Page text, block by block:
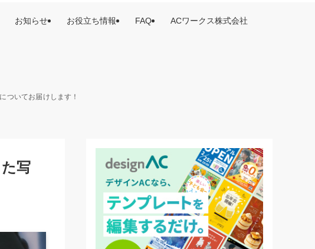
ついてお届けします！
お知らせ お役立ち情報 FAQ ACワークス株式会社
写